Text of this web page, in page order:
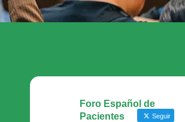
Foro Español de
Pacientes
Seguir